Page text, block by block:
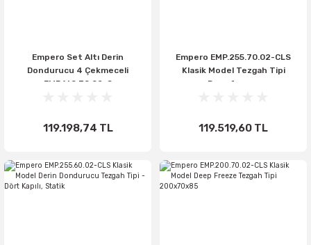
Empero Set Altı Derin
Dondurucu 4 Çekmeceli
EMP.160.70.02-S
119.198,74 TL
Empero EMP.255.70.02-CLS
Klasik Model Tezgah Tipi
Deepfreeze
119.519,60 TL